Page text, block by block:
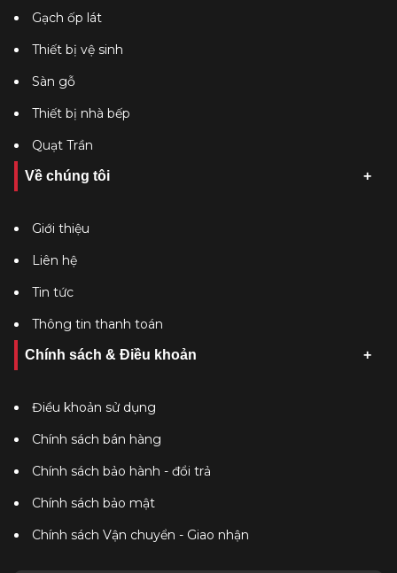
showroom Hùng Lan ngay nhé!
Gạch ốp lát
Thiết bị vệ sinh
Sàn gỗ
Thiết bị nhà bếp
Quạt Trần
Về chúng tôi
Giới thiệu
Liên hệ
Tin tức
Thông tin thanh toán
Chính sách & Điều khoản
Điều khoản sử dụng
Chính sách bán hàng
Chính sách bảo hành - đổi trả
Chính sách bảo mật
Chính sách Vận chuyển - Giao nhận